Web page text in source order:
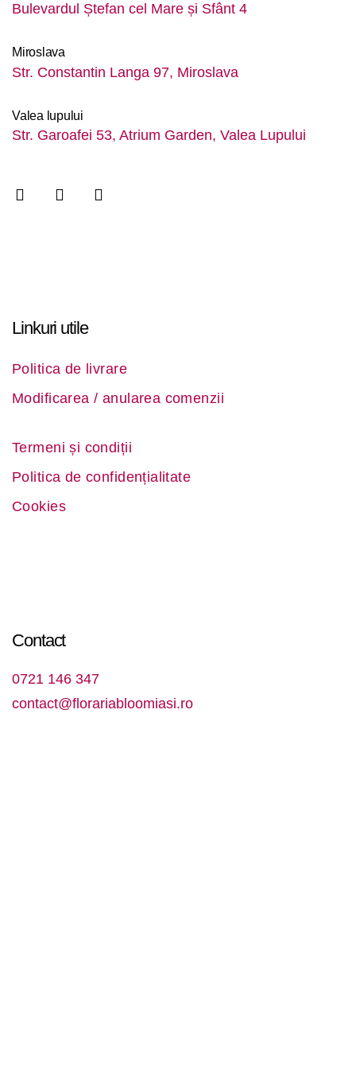
Bulevardul Ștefan cel Mare și Sfânt 4
Miroslava
Str. Constantin Langa 97, Miroslava
Valea lupului
Str. Garoafei 53, Atrium Garden, Valea Lupului
Linkuri utile
Politica de livrare
Modificarea / anularea comenzii
Termeni și condiții
Politica de confidențialitate
Cookies
Contact
0721 146 347
contact@florariabloomiasi.ro